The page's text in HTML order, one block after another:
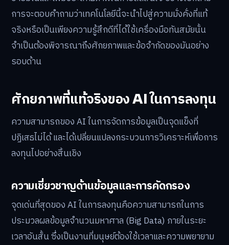
การจะตอบคำถามว่าเทคโนโลยีนี้จะนำไปสู่ความมั่งคั่งที่แท้
จริงหรือเป็นเพียงความรู้สึกดีที่ได้ใช้เครื่องมือทันสมัยนั้น
จำเป็นต้องพิจารณาถึงศักยภาพและข้อจำกัดของมันอย่าง
รอบด้าน
ศักยภาพที่แท้จริงของ AI ในการลงทุน
ความสามารถของ AI ในการจัดการข้อมูลเป็นจุดแข็งที่
ปฏิเสธไม่ได้ และได้เปลี่ยนแปลงกระบวนการวิเคราะห์เพื่อการ
ลงทุนไปอย่างสิ้นเชิง
ความเชี่ยวชาญด้านข้อมูลและการคัดกรอง
จุดเด่นที่สุดของ AI ในการลงทุนคือความสามารถในการ
ประมวลผลข้อมูลจำนวนมหาศาล (Big Data) ภายในระยะ
เวลาอันสั้น ซึ่งเป็นงานที่มนุษย์ต้องใช้เวลาและความพยายาม